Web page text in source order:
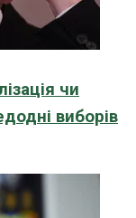
чи
виборів